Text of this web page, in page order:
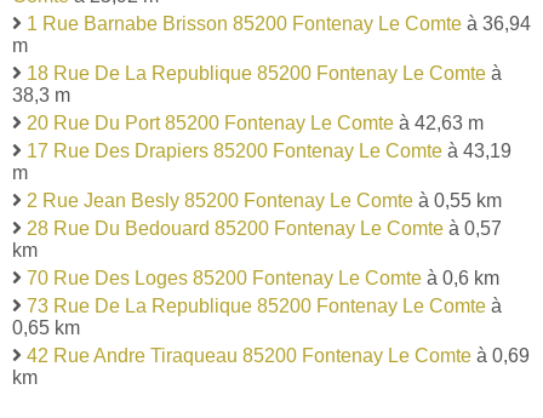
1 Rue Barnabe Brisson 85200 Fontenay Le Comte à 36,94
m
18 Rue De La Republique 85200 Fontenay Le Comte à
38,3 m
20 Rue Du Port 85200 Fontenay Le Comte à 42,63 m
17 Rue Des Drapiers 85200 Fontenay Le Comte à 43,19
m
2 Rue Jean Besly 85200 Fontenay Le Comte à 0,55 km
28 Rue Du Bedouard 85200 Fontenay Le Comte à 0,57
km
70 Rue Des Loges 85200 Fontenay Le Comte à 0,6 km
73 Rue De La Republique 85200 Fontenay Le Comte à
0,65 km
42 Rue Andre Tiraqueau 85200 Fontenay Le Comte à 0,69
km